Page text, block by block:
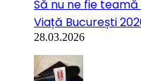
Să nu ne fie
Viață București
28.03.2026